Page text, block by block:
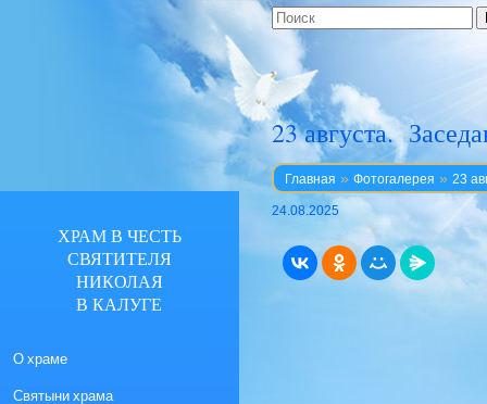
23 августа.
Главная » Фотогалерея » 23
24.08.2025
ХРАМ В ЧЕСТЬ
СВЯТИТЕЛЯ
НИКОЛАЯ
В КАЛУГЕ
О храме
Святыни храма